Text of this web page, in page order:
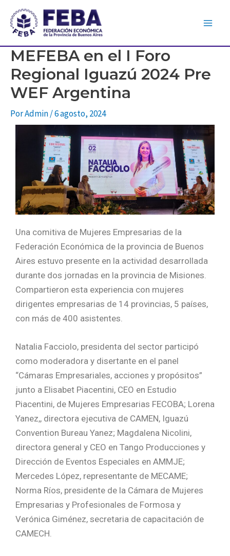
MEFEBA en el I Foro
Regional Iguazú 2024 Pre
WEF Argentina
PorAdmin/6 agosto, 2024
Una comitiva de Mujeres Empresarias de la
Federación Económica de la provincia de Buenos
Aires estuvo presente en la actividad desarrollada
durante dos jornadas en la provincia de Misiones.
Compartieron esta experiencia con mujeres
dirigentes empresarias de 14 provincias, 5 países,
con más de 400 asistentes.
Natalia Facciolo, presidenta del sector participó
como moderadora y disertante en el panel
“Cámaras Empresariales, acciones y propósitos”
junto a Elisabet Piacentini, CEO en Estudio
Piacentini, de Mujeres Empresarias FECOBA; Lorena
Yanez,, directora ejecutiva de CAMEN, Iguazú
Convention Bureau Yanez; Magdalena Nicolini,
directora general y CEO en Tango Producciones y
Dirección de Eventos Especiales en AMMJE;
Mercedes López, representante de MECAME;
Norma Ríos, presidente de la Cámara de Mujeres
Empresarias y Profesionales de Formosa y
Verónica Giménez, secretaria de capacitación de
CAMECH.